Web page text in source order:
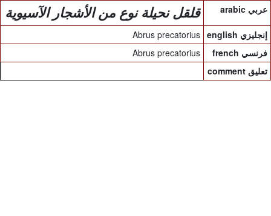
arabic عربي قلقل نحيلة نوع من الأشجار الآسيوية
english إنجليزي
Abrus precatorius
french فرنسي
Abrus precatorius
comment تعليق